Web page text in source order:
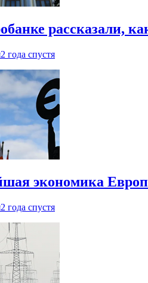
рассказали,
2 года спустя
экономика
2 года спустя